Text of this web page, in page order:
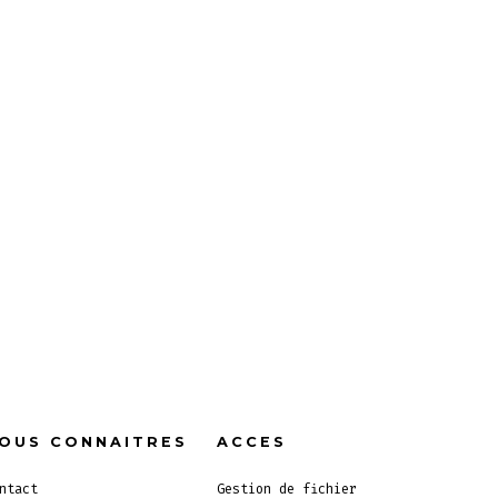
CONNAITRES ACCES
Gestion de fichier